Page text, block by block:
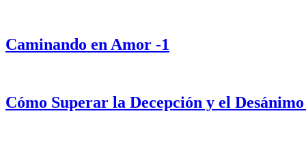
Caminando en Amor -1
Cómo Superar la Decepción y el